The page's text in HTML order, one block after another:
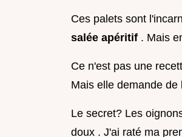
Ces palets sont
salée apéritif . Mais
Ce n'est pas une
Mais elle demande de
Le secret? Les
doux . J'ai raté ma